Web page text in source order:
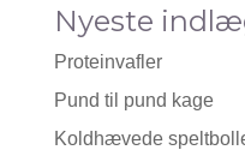
Nyeste
Proteinvafler
Pund til pund kage
Koldhævede